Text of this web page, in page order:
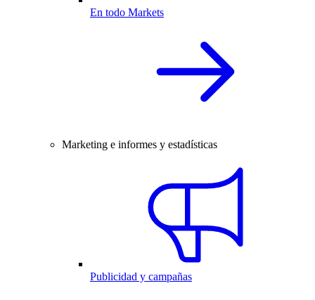
En todo Markets
Marketing e informes y estadísticas
Publicidad y campañas